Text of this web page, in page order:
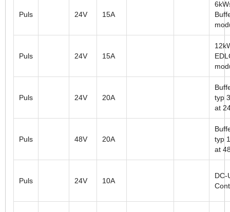
Puls 24V 15A
Puls 24V 15A
Puls 24V 20A
typ
at
Puls 48V 20A
typ
at
Puls 24V 10A
DC-